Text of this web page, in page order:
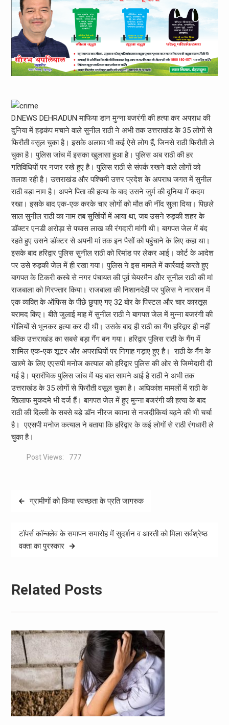
D.NEWS DEHRADUN माफिया डान मुन्ना बजरंगी की हत्या कर अपराध की
दुनिया में हड़कंप मचाने वाले सुनील राठी ने अभी तक उत्तराखंड के 35 लोगों से
फिरौती वसूल चुका है। इसके अलावा भी कई ऐसे लोग हैं, जिनसे राठी फिरौती ले
चुका है। पुलिस जांच में इसका खुलासा हुआ है। पुलिस अब राठी की हर
गतिविधियों पर नजर रखे हुए है। पुलिस राठी से संपर्क रखने वाले लोगों को
तलाश रही है। उत्तराखंड और पश्चिमी उत्तर प्रदेश के अपराध जगत में सुनील
राठी बड़ा नाम है। अपने पिता की हत्या के बाद उसने जुर्म की दुनिया में कदम
रखा। इसके बाद एक-एक करके चार लोगों को मौत की नींद सुला दिया। पिछले
साल सुनील राठी का नाम तब सुर्खियों में आया था, जब उसने रुड़की शहर के
डॉक्टर एनडी अरोड़ा से पचास लाख की रंगदारी मांगी थी। बागपत जेल में बंद
रहते हुए उसने डॉक्टर से अपनी मां तक इन पैसों को पहुंचाने के लिए कहा था।
इसके बाद हरिद्वार पुलिस सुनील राठी को रिमांड पर लेकर आई। कोर्ट के आदेश
पर उसे रुड़की जेल में ही रखा गया। पुलिस ने इस मामले में कार्रवाई करते हुए
बागपत के टिकरी कस्बे से नगर पंचायत की पूर्व चेयरमैन और सुनील राठी की मां
राजबाला को गिरफ्तार किया। राजबाला की निशानदेही पर पुलिस ने नारसन में
एक व्यक्ति के ऑफिस के पीछे छुपाए गए 32 बोर के पिस्टल और चार कारतूस
बरामद किए। बीते जुलाई माह में सुनील राठी ने बागपत जेल में मुन्ना बजरंगी की
गोलियों से भूनकर हत्या कर दी थी। उसके बाद ही राठी का गैंग हरिद्वार ही नहीं
बल्कि उत्तराखंड का सबसे बड़ा गैंग बन गया। हरिद्वार पुलिस राठी के गैंग में
शामिल एक-एक शूटर और अपराधियों पर निगाह गड़ाए हुए है। राठी के गैंग के
खात्मे के लिए एएसपी मनोज कत्याल को हरिद्वार पुलिस की ओर से जिम्मेदारी दी
गई है। प्रारंभिक पुलिस जांच में यह बात सामने आई है राठी ने अभी तक
उत्तराखंड के 35 लोगों से फिरौती वसूल चुका है। अधिकांश मामलों में राठी के
खिलाफ मुकदमे भी दर्ज हैं। बागपत जेल में हुए मुन्ना बजरंगी की हत्या के बाद
राठी की दिल्ली के सबसे बड़े डॉन नीरज बवाना से नजदीकियां बढ़ने की भी चर्चा
है। एएसपी मनोज कत्याल ने बताया कि हरिद्वार के कई लोगों से राठी रंगधारी ले
चुका है।
Post Views: 777
Postग्रामीणों को किया स्वच्छता के प्रति जागरुक
टॉपर्स कॉन्क्लेव के समापन समारोह में सुदर्शन व आरती को मिला सर्वश्रेष्ठ
वक्ता का पुरस्कार
Related Posts